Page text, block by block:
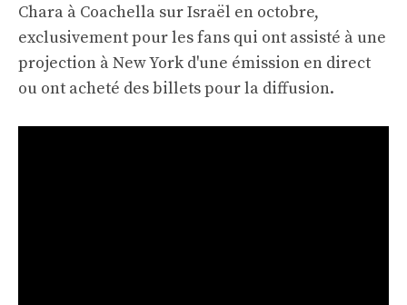
Chara à Coachella sur Israël en octobre,
exclusivement pour les fans qui ont assisté à une
projection à New York d'une émission en direct
ou ont acheté des billets pour la diffusion.